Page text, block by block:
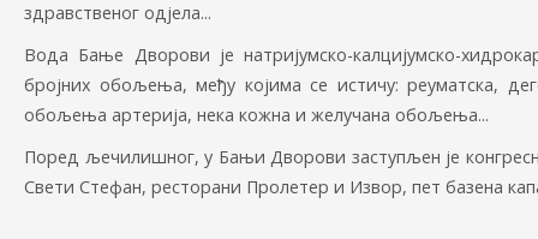
здравственог одјела...
Вода Бање Дворови је натријумско-калцијумско-
бројних обољења, међу којима се истичу: реуматска,
обољења артерија, нека кожна и желучана обољења...
Поред љечилишног, у Бањи Дворови заступљен је
Свети Стефан, ресторани Пролетер и Извор, пет базена